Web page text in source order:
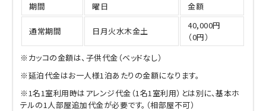
期間
曜日 金額
通常期間 日月火水木金土
40,000円
（0円）
※カッコの金額は、子供代金（ベッドなし）
※延泊代金はお一人様1泊あたりの金額になります。
※1名1室利用時はアレンジ代金（1名1室利用）とは別に、基本ホ
テルの1人部屋追加代金が必要です。（相部屋不可）